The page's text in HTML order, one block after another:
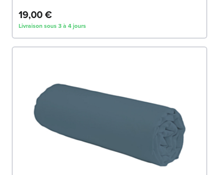
19,00 €
Livraison sous 3 à 4 jours